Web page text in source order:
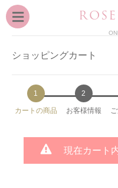
ショッピングカート
1
カートの商品
2
お客様情報
現在カート